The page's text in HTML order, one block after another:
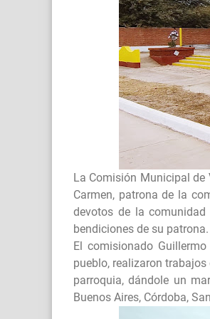
La Comisión Municipal de
Carmen, patrona de la
devotos de la
bendiciones de su patrona.
El comisionado
pueblo, realizaron
parroquia, dándole un
Buenos Aires, Córdoba,